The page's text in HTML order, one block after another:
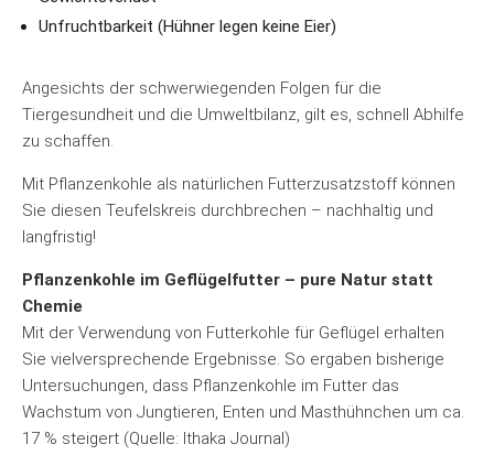
Unfruchtbarkeit (Hühner legen keine Eier)
Angesichts der schwerwiegenden Folgen für die
Tiergesundheit und die Umweltbilanz, gilt es, schnell Abhilfe
zu schaffen.
Mit Pflanzenkohle als natürlichen Futterzusatzstoff können
Sie diesen Teufelskreis durchbrechen – nachhaltig und
langfristig!
Pflanzenkohle im Geflügelfutter – pure Natur statt
Chemie
Mit der Verwendung von Futterkohle für Geflügel erhalten
Sie vielversprechende Ergebnisse. So ergaben bisherige
Untersuchungen, dass Pflanzenkohle im Futter das
Wachstum von Jungtieren, Enten und Masthühnchen um ca.
17 % steigert (Quelle: Ithaka Journal)